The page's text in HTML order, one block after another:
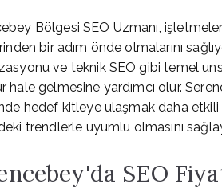
Bölgesi SEO Uzmanı,
bir adım önde olmalarını
ve teknik SEO gibi temel
hale gelmesine yardımcı olur.
hedef kitleye ulaşmak daha etkili
trendlerle uyumlu olmasını
SEO